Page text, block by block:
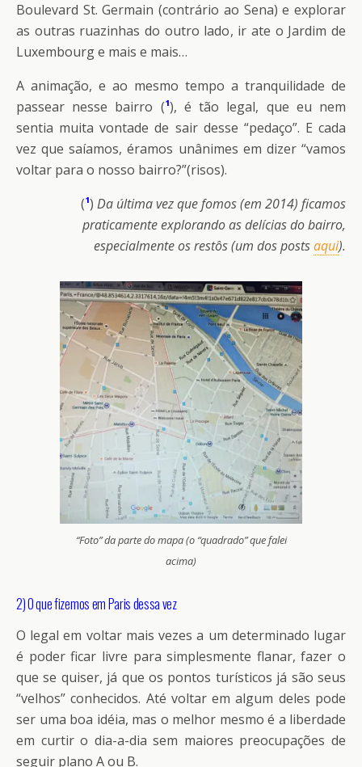
Boulevard St. Germain (contrário ao Sena) e explorar
as outras ruazinhas do outro lado, ir ate o Jardim de
Luxembourg e mais e mais…
A animação, e ao mesmo tempo a tranquilidade de
passear nesse bairro (¹), é tão legal, que eu nem
sentia muita vontade de sair desse “pedaço”. E cada
vez que saíamos, éramos unânimes em dizer “vamos
voltar para o nosso bairro?”(risos).
(¹) Da última vez que fomos (em 2014) ficamos
praticamente explorando as delícias do bairro,
especialmente os restôs (um dos postsaqui).
“Foto” da parte do mapa (o “quadrado” que falei
acima)
2) O que fizemos em Paris dessa vez
O legal em voltar mais vezes a um determinado lugar
é poder ficar livre para simplesmente flanar, fazer o
que se quiser, já que os pontos turísticos já são seus
“velhos” conhecidos. Até voltar em algum deles pode
ser uma boa idéia, mas o melhor mesmo é a liberdade
em curtir o dia-a-dia sem maiores preocupações de
seguir plano A ou B.